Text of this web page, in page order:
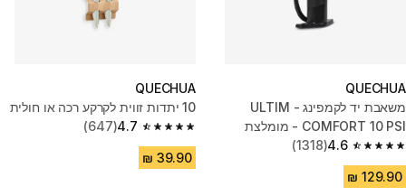
QUECHUA
משאבת יד לקמפינג - ULTIM
COMFORT 10 PSI - מומלצת
לאוהל מתנפח
4.6
4.6 out of 5 stars from 1318 reviews
(1318)
QUECHUA
10 יתדות זווית לקרקע רכה או חולית
4.7
4.7 out of 5 stars from 647 reviews
(647)